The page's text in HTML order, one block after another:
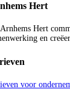
Hert
Hert
en
voor